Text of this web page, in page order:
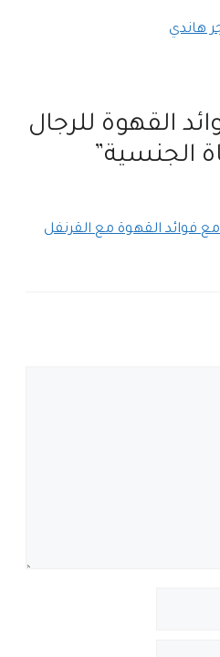
هاندي
القهوة للرجال
الجنسية”
فوائد القهوة مع القرنفل